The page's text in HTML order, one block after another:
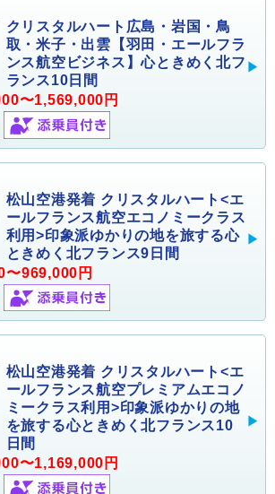
クリスタルハート広島・岩国・鳥
取・米子・出雲【羽田・エールフラ
ンス航空ビジネス】心ときめく北フ
ランス10日間
〜1,569,000円
松山空港発着 クリスタルハート<エ
ールフランス航空エコノミークラス
利用>印象派ゆかりの地を旅する心
ときめく北フランス9日間
〜969,000円
松山空港発着 クリスタルハート<エ
ールフランス航空プレミアムエコノ
ミークラス利用>印象派ゆかりの地
を旅する心ときめく北フランス10
日間
〜1,169,000円